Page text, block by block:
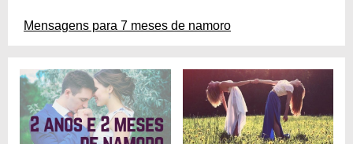
Mensagens para 7 meses de namoro